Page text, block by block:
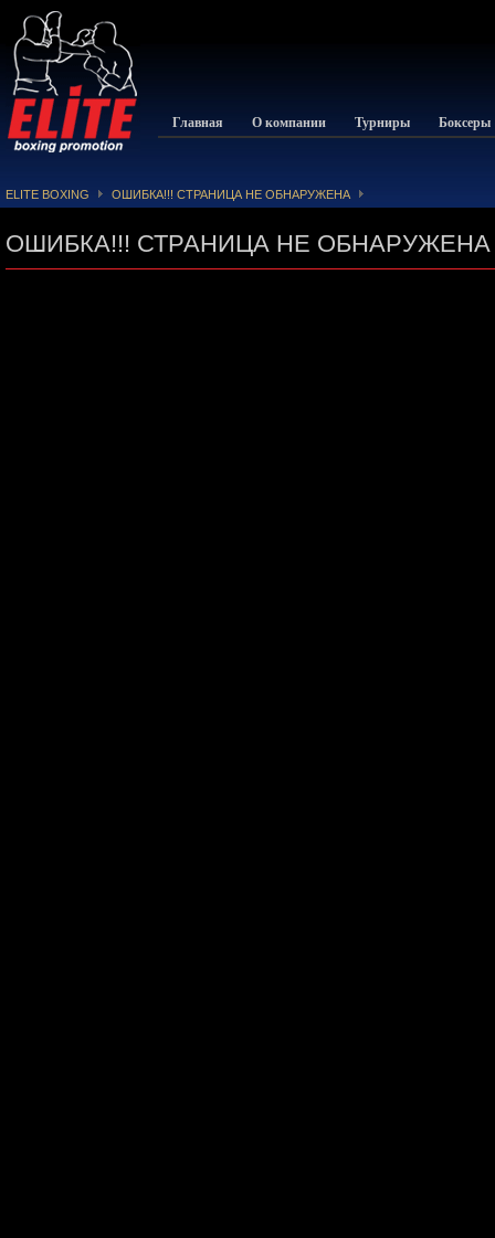
Главная О компании Турниры Боксеры
ELITE BOXING ОШИБКА!!! СТРАНИЦА НЕ ОБНАРУЖЕНА
ОШИБКА!!! СТРАНИЦА НЕ ОБНАРУЖЕНА